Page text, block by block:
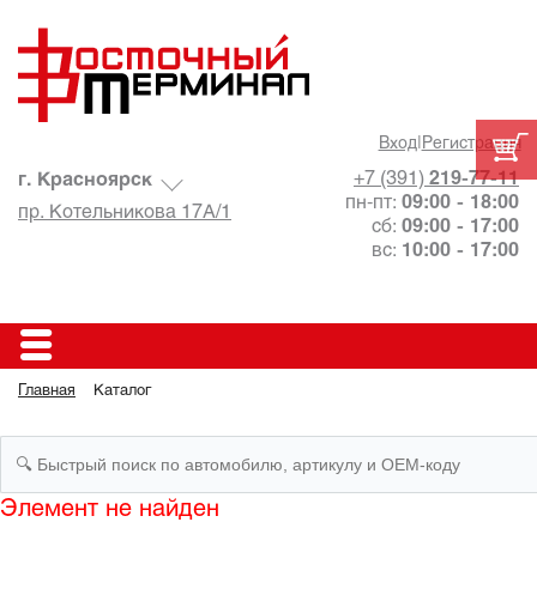
Вход| Регистрация
+7 (391) 219-77-11
пн-пт: 09:00 - 18:00
сб: 09:00 - 17:00
вс: 10:00 - 17:00
г. Красноярск
пр. Котельникова 17А/1
Главная Каталог
Элемент не найден